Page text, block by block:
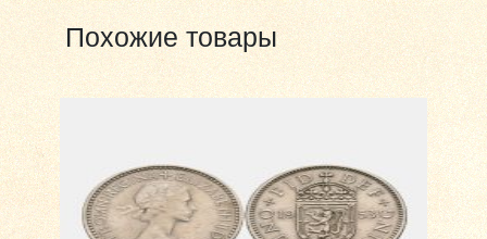
Похожие товары